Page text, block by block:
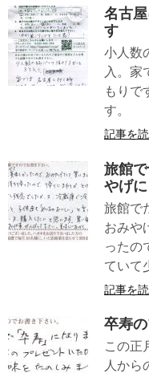
名古
す
小人数
入。家
もりで
記事を
旅館
やげに
旅館で
おみや
ったの
ていて
記事を
卒寿
この正
人から